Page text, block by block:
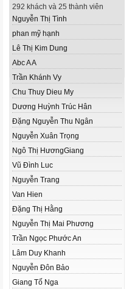
292 khách và 25 thành viên
Nguyễn Thị Tình
phan mỹ hạnh
Lê Thị Kim Dung
Abc A A
Trần Khánh Vy
Chu Thuy Dieu My
Dương Huỳnh Trúc Hân
Đặng Nguyễn Thu Ngân
Nguyễn Xuân Trọng
Ngô Thị HươngGiang
Vũ Đình Luc
Nguyễn Trang
Van Hien
Đặng Thị Hằng
Nguyễn Thị Mai Phương
Trần Ngọc Phước An
Lâm Duy Khanh
Nguyễn Đôn Bảo
Giang Tố Nga